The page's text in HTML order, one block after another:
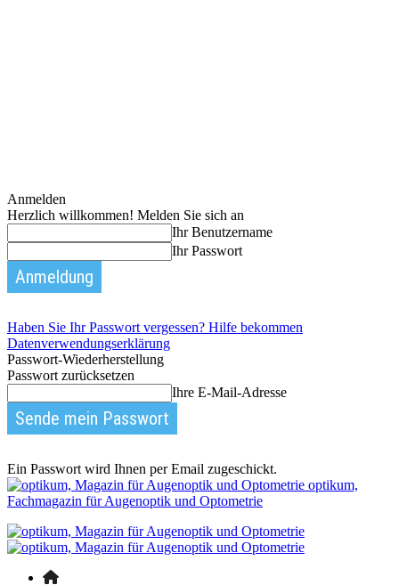
Anmelden
Herzlich willkommen! Melden Sie sich an
Ihr Benutzername
Ihr Passwort
Haben Sie Ihr Passwort vergessen? Hilfe bekommen
Datenverwendungserklärung
Passwort-Wiederherstellung
Passwort zurücksetzen
Ihre E-Mail-Adresse
Ein Passwort wird Ihnen per Email zugeschickt.
optikum,
Fachmagazin für Augenoptik und Optometrie